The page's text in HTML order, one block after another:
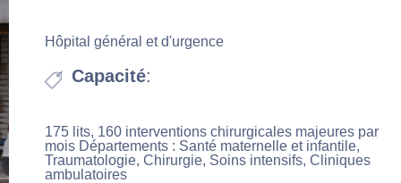
nousAsh-Shugur
Facilities
Hôpital général et d'urgence
Capacité:
175 lits, 160 interventions chirurgicales majeures par
mois Départements : Santé maternelle et infantile,
Traumatologie, Chirurgie, Soins intensifs, Cliniques
ambulatoires